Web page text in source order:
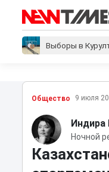
Выборы в
Общество 9 июля
Индира
Ночной